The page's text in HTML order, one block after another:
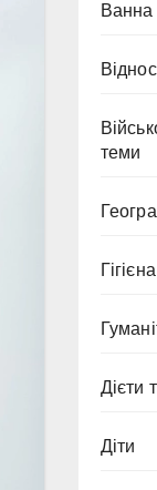
Ванна
теми
Гігієна
Дієти
Діти